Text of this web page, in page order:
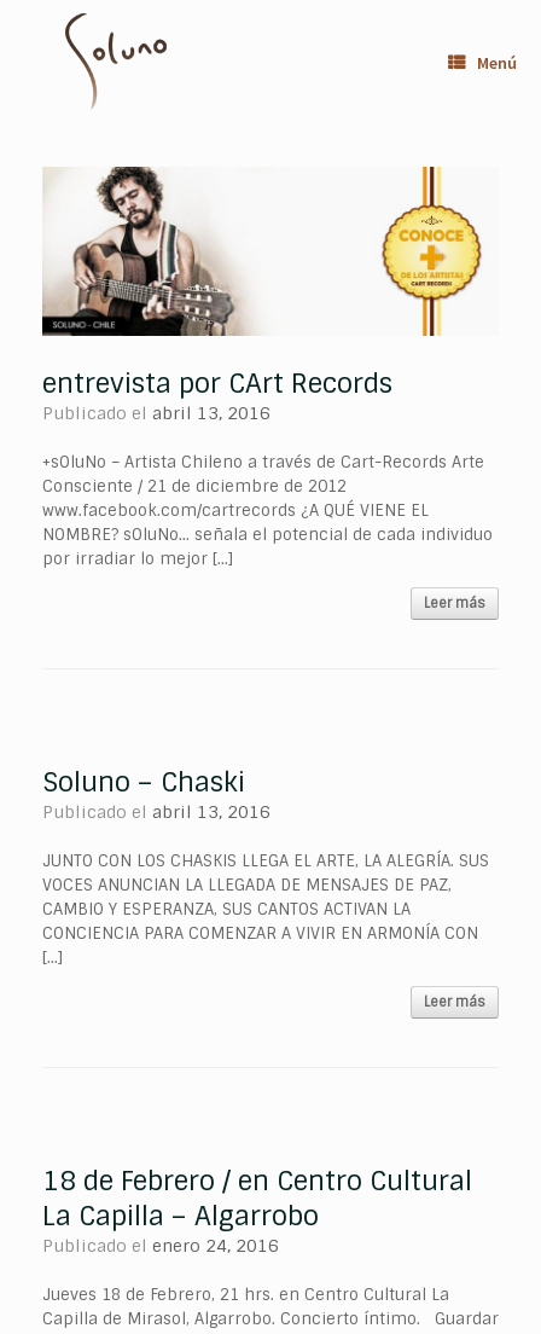
contenido
Menú
entrevista por CArt Records
Publicado el abril 13, 2016
+sOluNo – Artista Chileno a través de Cart-Records Arte
Consciente / 21 de diciembre de 2012
www.facebook.com/cartrecords ¿A QUÉ VIENE EL
NOMBRE? sOluNo… señala el potencial de cada individuo
por irradiar lo mejor […]
Leer más
Soluno – Chaski
Publicado el abril 13, 2016
JUNTO CON LOS CHASKIS LLEGA EL ARTE, LA ALEGRÍA. SUS
VOCES ANUNCIAN LA LLEGADA DE MENSAJES DE PAZ,
CAMBIO Y ESPERANZA, SUS CANTOS ACTIVAN LA
CONCIENCIA PARA COMENZAR A VIVIR EN ARMONÍA CON
[…]
Leer más
18 de Febrero / en Centro Cultural
La Capilla – Algarrobo
Publicado el enero 24, 2016
Jueves 18 de Febrero, 21 hrs. en Centro Cultural La
Capilla de Mirasol, Algarrobo. Concierto íntimo. Guardar